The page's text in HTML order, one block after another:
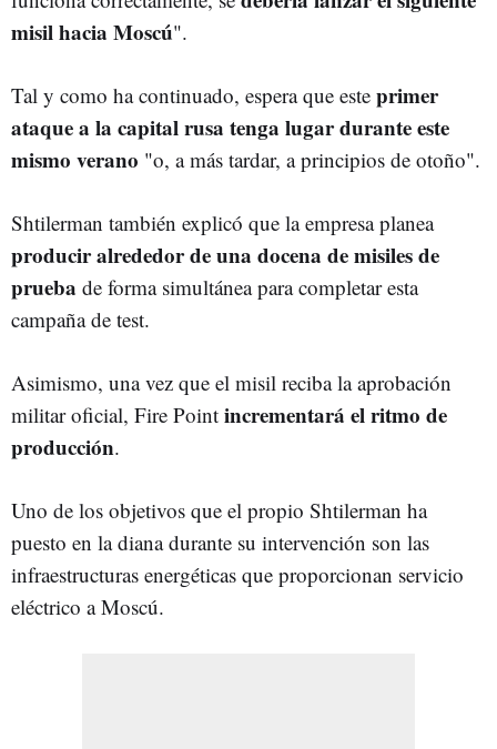
misil hacia Moscú".
Tal y como ha continuado, espera que este primer
ataque a la capital rusa tenga lugar durante este
mismo verano "o, a más tardar, a principios de otoño".
Shtilerman también explicó que la empresa planea
producir alrededor de una docena de misiles de
prueba de forma simultánea para completar esta
campaña de test.
Asimismo, una vez que el misil reciba la aprobación
militar oficial, Fire Point incrementará el ritmo de
producción.
Uno de los objetivos que el propio Shtilerman ha
puesto en la diana durante su intervención son las
infraestructuras energéticas que proporcionan servicio
eléctrico a Moscú.